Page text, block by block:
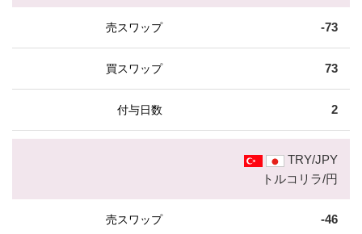
-73
73
2
TRY/JPY
トルコリラ/円
-46